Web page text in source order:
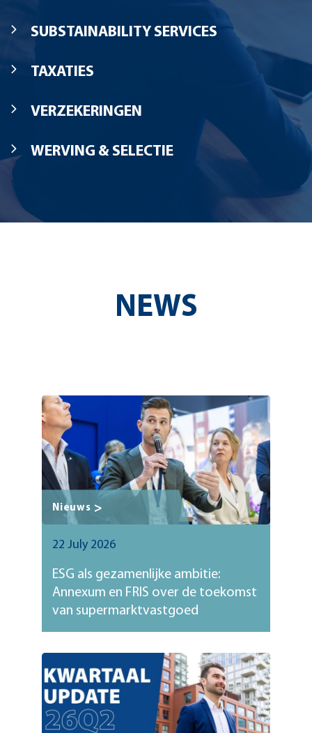
SUBSTAINABILITY SERVICES
TAXATIES
VERZEKERINGEN
WERVING & SELECTIE
NEWS
Nieuws
ESG als gezamenlijke ambitie:
Annexum en FRIS over de toekomst
van supermarktvastgoed
22 July 2026